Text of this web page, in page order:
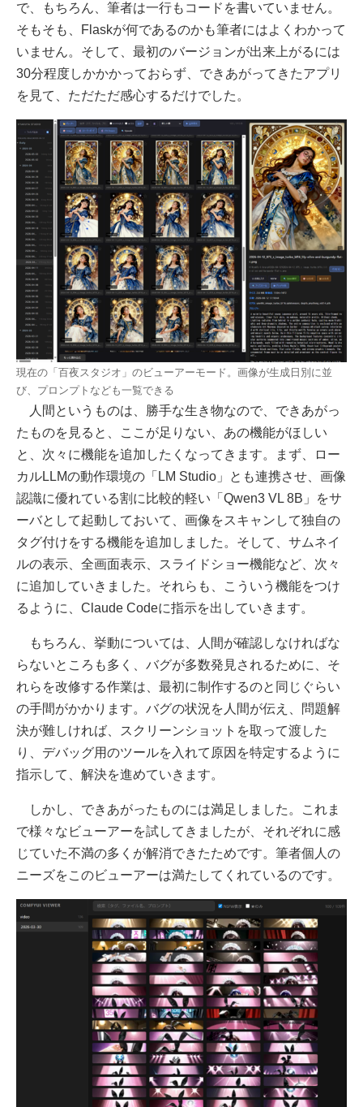
で、もちろん、筆者は一行もコードを書いていません。
そもそも、Flaskが何であるのかも筆者にはよくわかって
いません。そして、最初のバージョンが出来上がるには
30分程度しかかかっておらず、できあがってきたアプリ
を見て、ただただ感心するだけでした。
現在の「百夜スタジオ」のビューアーモード。画像が生成日別に並
び、プロンプトなども一覧できる
人間というものは、勝手な生き物なので、できあがっ
たものを見ると、ここが足りない、あの機能がほしい
と、次々に機能を追加したくなってきます。まず、ロー
カルLLMの動作環境の「LM Studio」とも連携させ、画像
認識に優れている割に比較的軽い「Qwen3 VL 8B」をサ
ーバとして起動しておいて、画像をスキャンして独自の
タグ付けをする機能を追加しました。そして、サムネイ
ルの表示、全画面表示、スライドショー機能など、次々
に追加していきました。それらも、こういう機能をつけ
るように、Claude Codeに指示を出していきます。
もちろん、挙動については、人間が確認しなければな
らないところも多く、バグが多数発見されるために、そ
れらを改修する作業は、最初に制作するのと同じぐらい
の手間がかかります。バグの状況を人間が伝え、問題解
決が難しければ、スクリーンショットを取って渡した
り、デバッグ用のツールを入れて原因を特定するように
指示して、解決を進めていきます。
しかし、できあがったものには満足しました。これま
で様々なビューアーを試してきましたが、それぞれに感
じていた不満の多くが解消できたためです。筆者個人の
ニーズをこのビューアーは満たしてくれているのです。